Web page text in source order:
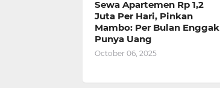
Sewa Apartemen Rp 1,2
Juta Per Hari, Pinkan
Mambo: Per Bulan Enggak
Punya Uang
October 06, 2025